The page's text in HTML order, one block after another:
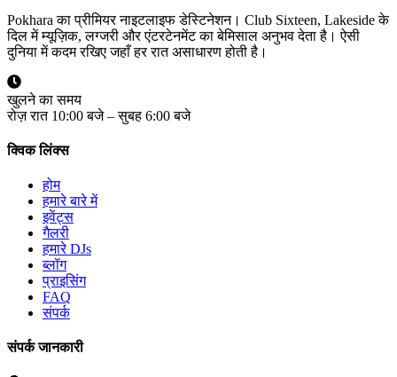
Pokhara का प्रीमियर नाइटलाइफ डेस्टिनेशन। Club Sixteen, Lakeside के
दिल में म्यूज़िक, लग्जरी और एंटरटेनमेंट का बेमिसाल अनुभव देता है। ऐसी
दुनिया में कदम रखिए जहाँ हर रात असाधारण होती है।
खुलने का समय
रोज़ रात 10:00 बजे – सुबह 6:00 बजे
क्विक लिंक्स
होम
हमारे बारे में
इवेंट्स
गैलरी
हमारे DJs
ब्लॉग
प्राइसिंग
FAQ
संपर्क
संपर्क जानकारी